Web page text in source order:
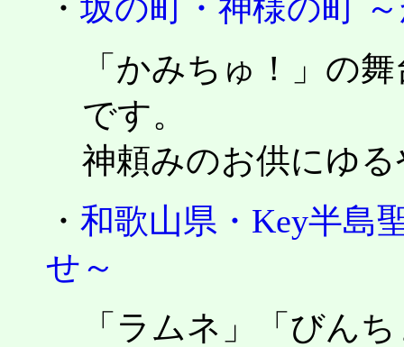
・ 坂の町・神様の町
「かみちゅ！」の
です。
神頼みのお供にゆ
・ 和歌山県・Key半島
せ～
「ラムネ」「びん